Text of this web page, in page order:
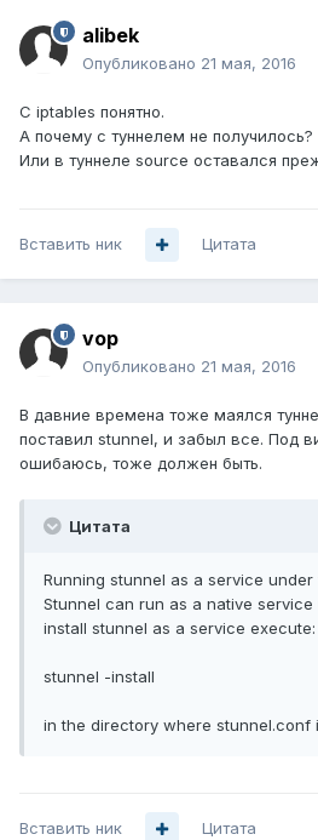
alibek
Опубликовано 21 мая, 2016
С iptables понятно.
А почему с туннелем не получилось?
Или в туннеле source оставался
Вставить ник Цитата
vop
Опубликовано 21 мая, 2016
В давние времена тоже маялся
поставил stunnel, и забыл все. Под
ошибаюсь, тоже должен быть.
Цитата
Running stunnel as a service
Stunnel can run as a native service
install stunnel as a service execute:
stunnel -install
in the directory where stunnel.conf
Вставить ник Цитата